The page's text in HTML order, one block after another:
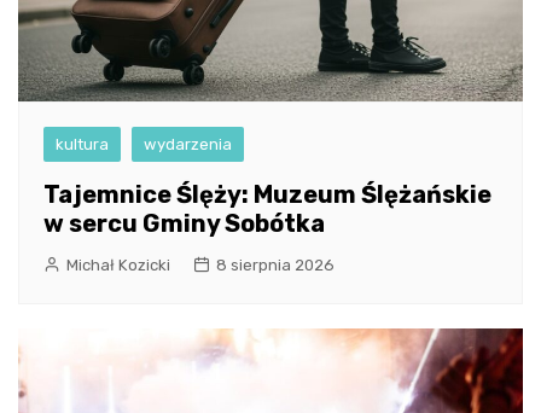
kultura wydarzenia
Tajemnice Ślęży: Muzeum Ślężańskie
w sercu Gminy Sobótka
Michał Kozicki 8 sierpnia 2026